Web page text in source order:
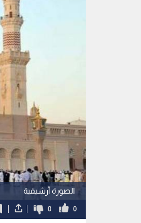
الصورة أرشيفية
0
0